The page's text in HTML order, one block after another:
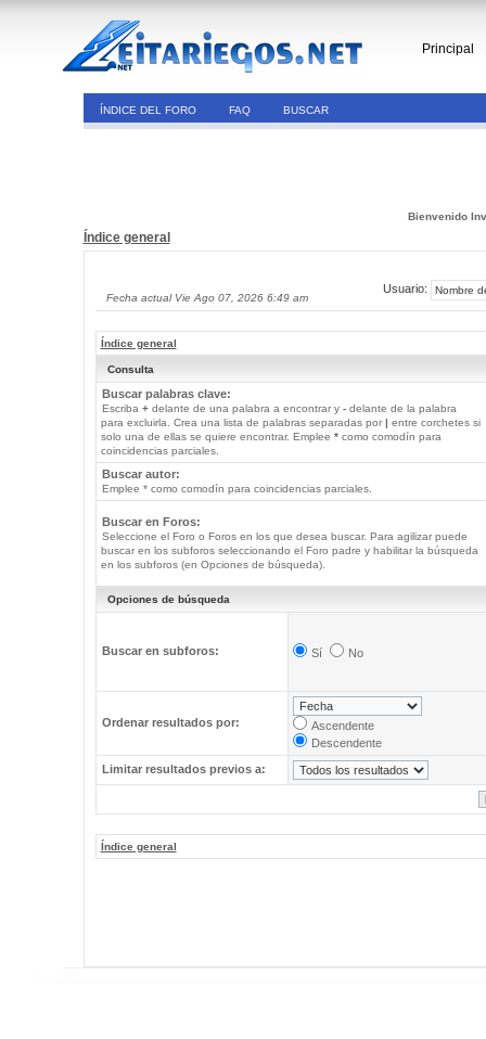
Principal
ÍNDICE DEL FORO FAQ BUSCAR
Bienvenido
Índice general
Fecha actual Vie Ago 07, 2026 6:49 am
Usuario:
Índice general
Consulta
Buscar palabras clave:
Escriba +delante de una palabra a encontrar y -delante de la palabra
para excluirla. Crea una lista de palabras separadas por | entre corchetes si
solo una de ellas se quiere encontrar. Emplee *como comodín para
coincidencias parciales.
Buscar autor:
Emplee * como comodín para coincidencias parciales.
Buscar en Foros:
Seleccione el Foro o Foros en los que desea buscar. Para agilizar puede
buscar en los subforos seleccionando el Foro padre y habilitar la búsqueda
en los subforos (en Opciones de búsqueda).
Opciones de búsqueda
Buscar en subforos: Sí No
Ordenar resultados por:
Ascendente
Descendente
Limitar resultados previos a:
Índice general